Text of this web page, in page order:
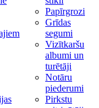
Papīrgrozi
Grīdas
segumi
Vizītkaršu
albumi un
turētāji
Notāru
piederumi
Pirkstu